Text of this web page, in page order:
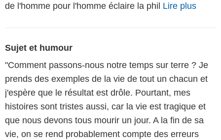
de l'homme pour l'homme éclaire la phil Lire plus
Sujet et humour
"Comment passons-nous notre temps sur terre ? Je
prends des exemples de la vie de tout un chacun et
j'espère que le résultat est drôle. Pourtant, mes
histoires sont tristes aussi, car la vie est tragique et
que nous devons tous mourir un jour. A la fin de sa
vie, on se rend probablement compte des erreurs